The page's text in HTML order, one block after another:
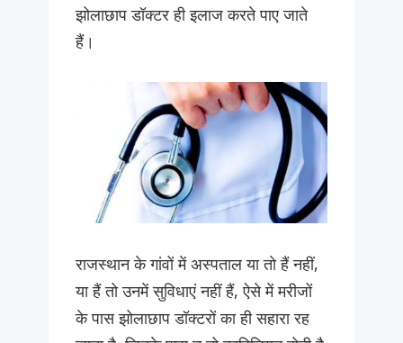
झोलाछाप डॉक्टर ही इलाज करते पाए जाते
हैं।
राजस्थान के गांवों में अस्पताल या तो हैं नहीं,
या हैं तो उनमें सुविधाएं नहीं हैं, ऐसे में मरीजों
के पास झोलाछाप डॉक्टरों का ही सहारा रह